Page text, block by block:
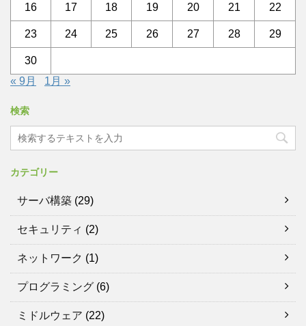
16 17 18 19 20 21 22
23 24 25 26 27 28 29
30
« 9月
1月 »
検索
カテゴリー
サーバ構築 (29)
セキュリティ (2)
ネットワーク (1)
プログラミング (6)
ミドルウェア (22)